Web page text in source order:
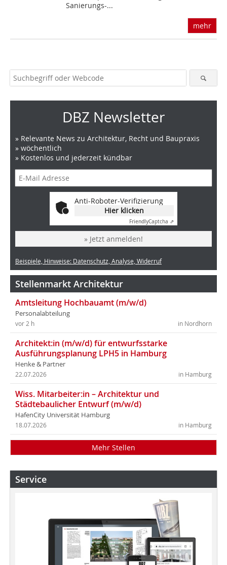
Sanierungs-...
mehr
DBZ Newsletter
» Relevante News zu Architektur, Recht und Baupraxis
» wöchentlich
» Kostenlos und jederzeit kündbar
Anti-Roboter-Verifizierung
Hier klicken
FriendlyCaptcha ⇗
» Jetzt anmelden!
Beispiele, Hinweise: Datenschutz, Analyse, Widerruf
Stellenmarkt Architektur
Amtsleitung Hochbauamt (m/w/d)
Personalabteilung
in Nordhorn
vor 2 h
Architekt:in (m/w/d) für entwurfsstarke
Ausführungsplanung LPH5 in Hamburg
Henke & Partner
in Hamburg
22.07.2026
Wiss. Mitarbeiter:in – Architektur und
Städtebaulicher Entwurf (m/w/d)
HafenCity Universität Hamburg
in Hamburg
18.07.2026
Mehr Stellen
Service